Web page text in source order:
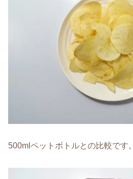
500mlペットボトルとの比較です。